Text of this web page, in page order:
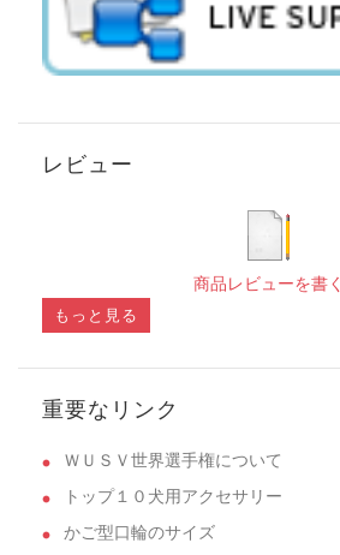
レビュー
商品レビューを書く
もっと見る
重要なリンク
ＷＵＳＶ世界選手権について
トップ１０犬用アクセサリー
かご型口輪のサイズ